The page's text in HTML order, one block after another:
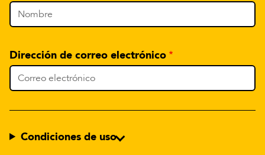
Dirección de correo electrónico
Condiciones de uso